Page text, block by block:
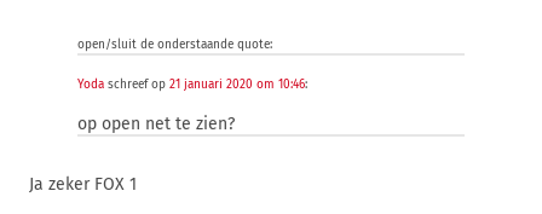
open/sluit de onderstaande quote:
Yoda schreef op 21 januari 2020 om 10:46:
op open net te zien?
Ja zeker FOX 1